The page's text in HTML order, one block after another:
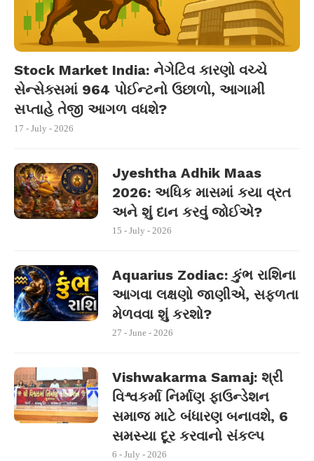
Stock Market India: નેગેટિવ કારણો વચ્ચે
સેન્સેક્સમાં 964 પોઈન્ટનો ઉછાળો, આગામી
સપ્તાહે તેજી આગળ વધશે?
17 - July - 2026
Jyeshtha Adhik Maas
2026: અધિક માસમાં કયા વ્રત
અને શું દાન કરવું જોઈએ?
15 - July - 2026
Aquarius Zodiac: કુંભ રાશિના
આગવા લક્ષણો જાણીએ, સફળતા
મેળવવા શું કરશો?
27 - June - 2026
Vishwakarma Samaj: શ્રી
વિશ્વકર્મા નિર્માણ ફાઉન્ડેશન
સમાજ માટે બંધારણ બનાવશે, 6
સમસ્યા દૂર કરવાનો સંકલ્પ
6 - July - 2026